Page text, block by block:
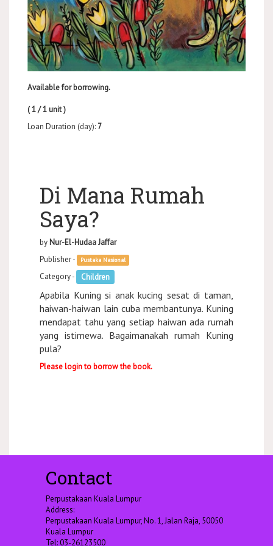
Available for borrowing.
( 1 / 1 unit )
Loan Duration (day): 7
Di Mana Rumah
Saya?
by Nur-El-Hudaa Jaffar
Publisher -
Pustaka Nasional
Category - Children
Apabila Kuning si anak kucing sesat di taman,
haiwan-haiwan lain cuba membantunya. Kuning
mendapat tahu yang setiap haiwan ada rumah
yang istimewa. Bagaimanakah rumah Kuning
pula?
Please login to borrow the book.
Contact
Perpustakaan Kuala Lumpur
Address:
Perpustakaan Kuala Lumpur, No. 1, Jalan Raja, 50050
Kuala Lumpur
Tel: 03-26123500